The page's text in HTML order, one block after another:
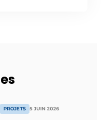
PROJETS 5 JUIN 2026